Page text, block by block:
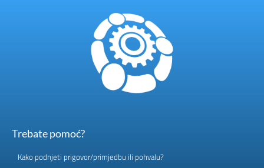
Trebate pomoć?
Kako podnjeti prigovor/primjedbu ili pohvalu?